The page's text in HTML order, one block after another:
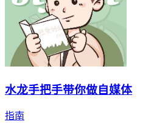
水龙手把手带你做自媒体
指南